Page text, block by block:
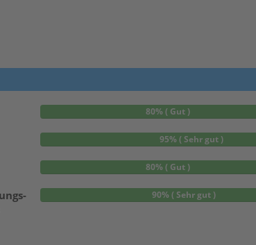
80% ( Gut )
95% ( Sehr gut )
80% ( Gut )
90% ( Sehr gut )